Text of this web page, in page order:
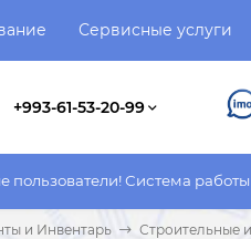
Сервисные услуги
+993-61-53-20-99
Система работы сайта не
и Инвентарь Строительные